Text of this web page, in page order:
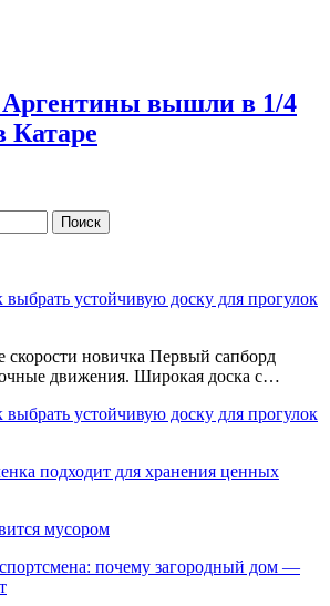
вышли в 1/4
устойчивую доску для прогулок
скорости новичка Первый сапборд
движения. Широкая доска с…
устойчивую доску для прогулок
подходит для хранения ценных
мусором
почему загородный дом —